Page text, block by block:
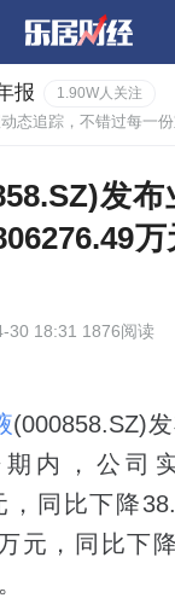
报 1.90W人关注
发布
30 18:31 1876阅读
(000858.SZ)
内，公司
，同比下降
元，同比下